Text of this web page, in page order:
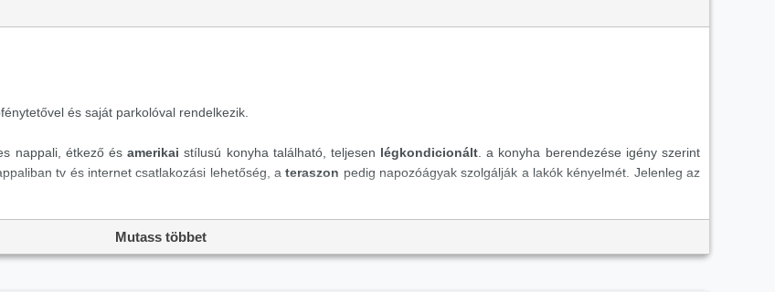
és saját parkolóval rendelkezik.
nappali, étkező ésamerikai stílusú konyha található, teljesen légkondicionált . a konyha berendezése igény szerint
tv és internet csatlakozási lehetőség, ateraszon pedig napozóágyak szolgálják a lakók kényelmét. Jelenleg az
banki irodák - mindössze néhány percre található, míg a
Mutass többet